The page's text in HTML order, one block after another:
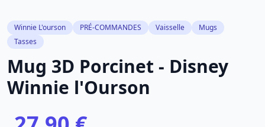
Winnie L'ourson PRÉ-COMMANDES Vaisselle
Mugs
Tasses
Mug 3D Porcinet - Disney
Winnie l'Ourson